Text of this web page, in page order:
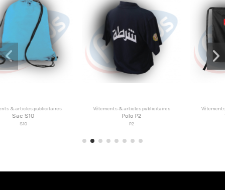
publicitaires
P2
Vêtements & articles publicitaires
Tablier DT9
Vêtements &
Sac